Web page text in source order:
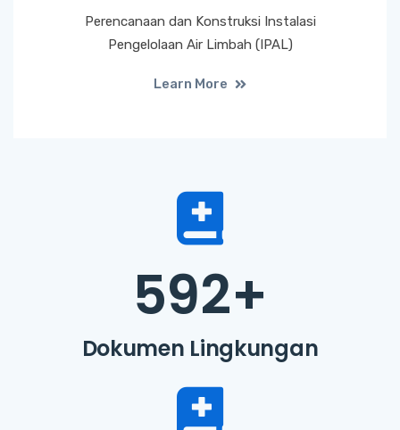
Perencanaan dan Konstruksi Instalasi
Pengelolaan Air Limbah (IPAL)
Learn More
592+
Dokumen Lingkungan